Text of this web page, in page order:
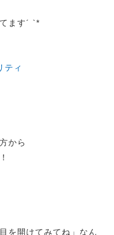
ます´ `*
ティ
から
を開けてみてね」なん